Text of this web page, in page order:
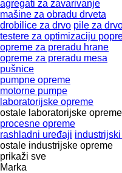
agregati za zavarivanje
mašine za obradu drveta
drobilice za drvo pile za
testere za optimizaciju
opreme za preradu hrane
opreme za preradu mesa
pušnice
pumpne opreme
motorne pumpe
laboratorijske opreme
ostale laboratorijske opreme
procesne opreme
rashladni uređaji
ostale industrijske opreme
prikaži sve
Marka